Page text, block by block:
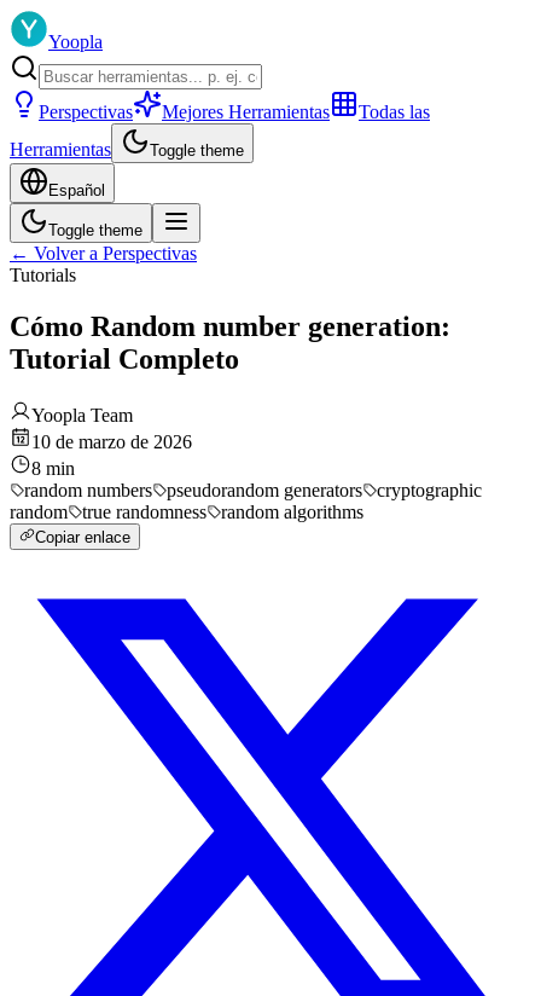
Yoopla
Perspectivas Mejores Herramientas
Todas las
Herramientas
Toggle theme
Español
Toggle theme
← Volver a Perspectivas
Tutorials
Cómo Random number generation:
Tutorial Completo
Yoopla Team
10 de marzo de 2026
8 min
random numbers
pseudorandom generators
cryptographic
random
true randomness random algorithms
Copiar enlace